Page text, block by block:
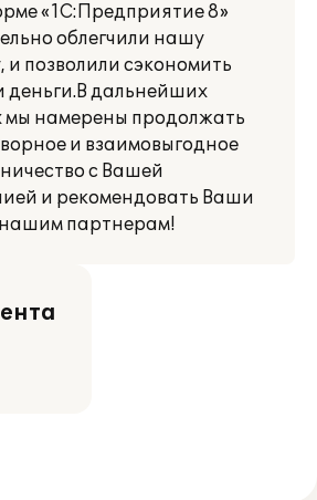
«1С:Предприятие 8»
облегчили нашу
и позволили сэкономить
деньги.В дальнейших
мы намерены продолжать
и взаимовыгодное
с Вашей
и рекомендовать Ваши
нашим партнерам!